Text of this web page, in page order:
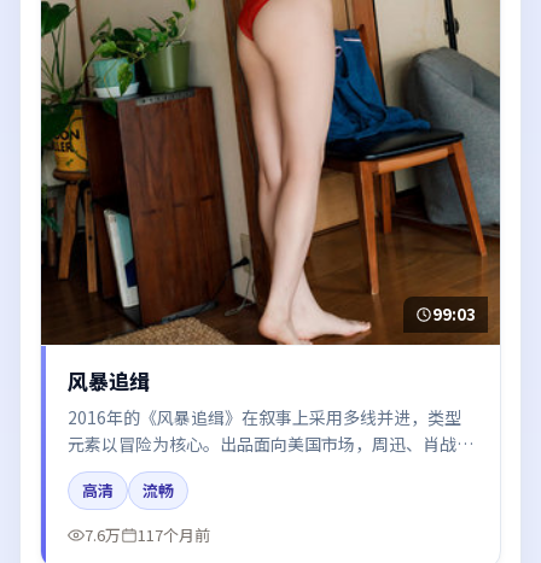
99:03
风暴追缉
2016年的《风暴追缉》在叙事上采用多线并进，类型
元素以冒险为核心。出品面向美国市场，周迅、肖战、
白宇、刘亦菲所饰角色推动关键反转，结尾留白引发讨
论。
高清
流畅
7.6万
117个月前